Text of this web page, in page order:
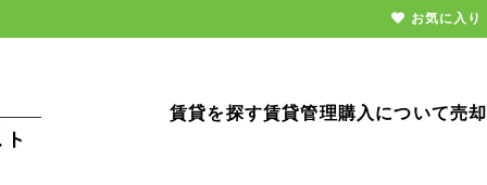
賃貸を探す賃貸管理購入について売
お気に入り